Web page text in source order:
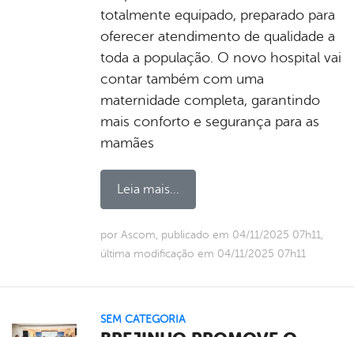
totalmente equipado, preparado para
oferecer atendimento de qualidade a
toda a população. O novo hospital vai
contar também com uma
maternidade completa, garantindo
mais conforto e segurança para as
mamães
Leia mais...
por Ascom, publicado em 04/11/2025 07h11,
última modificação em 04/11/2025 07h11
SEM CATEGORIA